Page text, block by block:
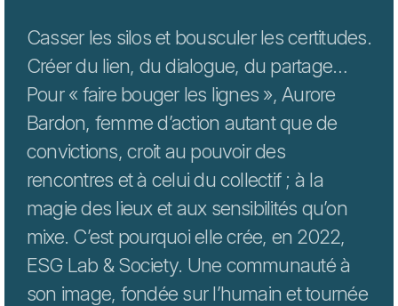
Casser les silos et bousculer les certitudes.
Créer du lien, du dialogue, du partage…
Pour « faire bouger les lignes », Aurore
Bardon, femme d’action autant que de
convictions, croit au pouvoir des
rencontres et à celui du collectif ; à la
magie des lieux et aux sensibilités qu’on
mixe. C’est pourquoi elle crée, en 2022,
ESG Lab & Society. Une communauté à
son image, fondée sur l’humain et tournée